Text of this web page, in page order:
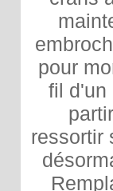
pour
fil d'un
ressortir